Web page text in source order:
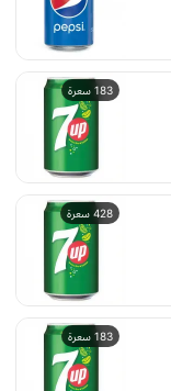
183 سعرة
428 سعرة
183 سعرة